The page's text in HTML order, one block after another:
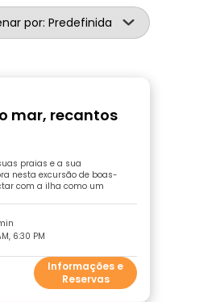
por: Predefinida
mar, recantos
praias e a sua
nesta excursão de boas-
com a ilha como um
6:30 PM
Informações e
Reservas